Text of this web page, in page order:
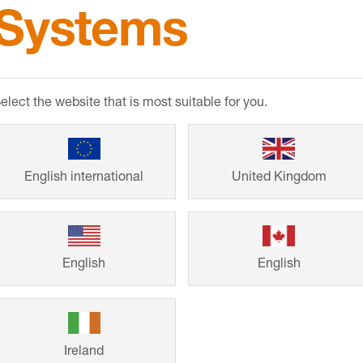
Dall'abitazione
dimensioni, i
duraturi e dal
dai progetti di
clienti per la
the website that is most suitable for you.
English international United Kingdom
English English
Ireland